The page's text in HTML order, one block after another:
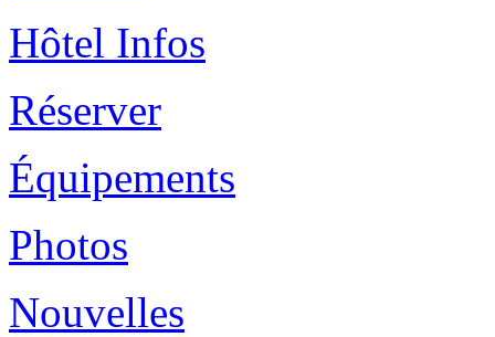
Hôtel Infos
Réserver
Équipements
Photos
Nouvelles